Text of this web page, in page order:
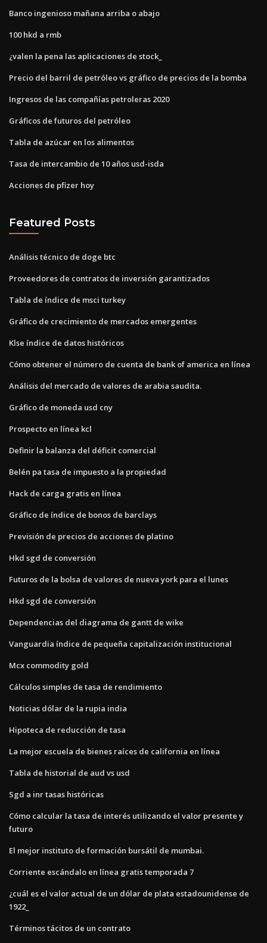
Banco ingenioso mañana arriba o abajo
100 hkd a rmb
¿valen la pena las aplicaciones de stock_
Precio del barril de petróleo vs gráfico de precios de la bomba
Ingresos de las compañías petroleras 2020
Gráficos de futuros del petróleo
Tabla de azúcar en los alimentos
Tasa de intercambio de 10 años usd-isda
Acciones de pfizer hoy
Featured Posts
Análisis técnico de doge btc
Proveedores de contratos de inversión garantizados
Tabla de índice de msci turkey
Gráfico de crecimiento de mercados emergentes
Klse índice de datos históricos
Cómo obtener el número de cuenta de bank of america en línea
Análisis del mercado de valores de arabia saudita.
Gráfico de moneda usd cny
Prospecto en línea kcl
Definir la balanza del déficit comercial
Belén pa tasa de impuesto a la propiedad
Hack de carga gratis en línea
Gráfico de índice de bonos de barclays
Previsión de precios de acciones de platino
Hkd sgd de conversión
Futuros de la bolsa de valores de nueva york para el lunes
Hkd sgd de conversión
Dependencias del diagrama de gantt de wike
Vanguardia índice de pequeña capitalización institucional
Mcx commodity gold
Cálculos simples de tasa de rendimiento
Noticias dólar de la rupia india
Hipoteca de reducción de tasa
La mejor escuela de bienes raíces de california en línea
Tabla de historial de aud vs usd
Sgd a inr tasas históricas
Cómo calcular la tasa de interés utilizando el valor presente y
futuro
El mejor instituto de formación bursátil de mumbai.
Corriente escándalo en línea gratis temporada 7
¿cuál es el valor actual de un dólar de plata estadounidense de
1922_
Términos tácitos de un contrato